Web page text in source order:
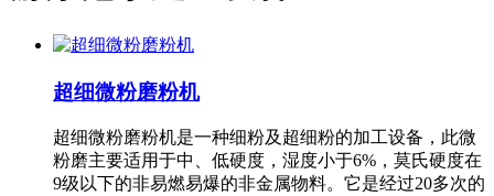
超细微粉磨粉机
超细微粉磨粉机是一种细粉及超细粉的加工设备，此微
粉磨主要适用于中、低硬度，湿度小于6%，莫氏硬度在
9级以下的非易燃易爆的非金属物料。它是经过20多次的